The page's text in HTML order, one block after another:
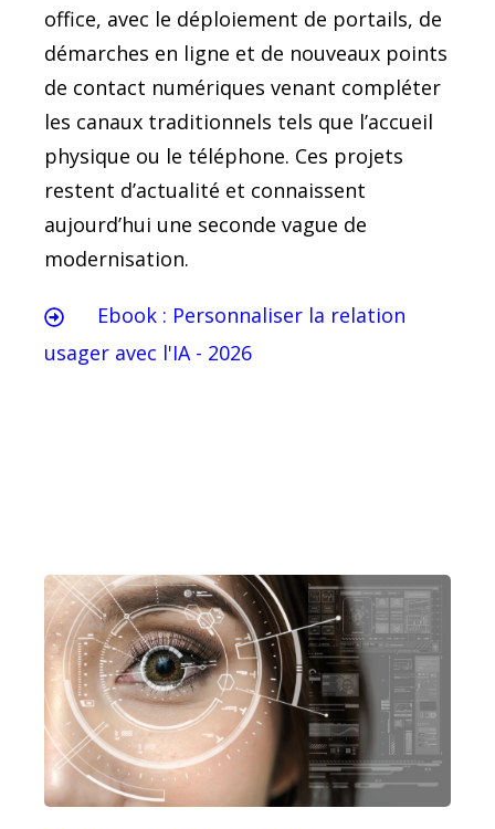
office, avec le déploiement de portails, de
démarches en ligne et de nouveaux points
de contact numériques venant compléter
les canaux traditionnels tels que l’accueil
physique ou le téléphone. Ces projets
restent d’actualité et connaissent
aujourd’hui une seconde vague de
modernisation.
Ebook : Personnaliser la relation
usager avec l'IA - 2026